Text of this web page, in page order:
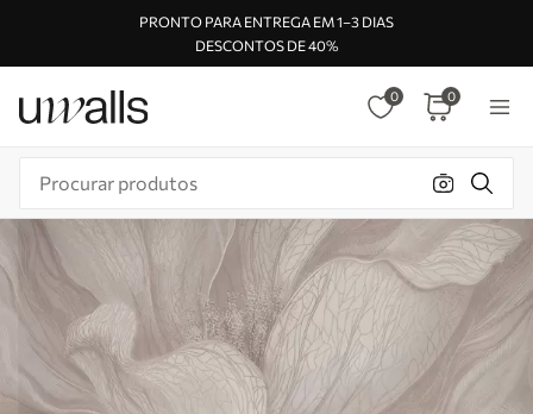
PRONTO PARA ENTREGA EM 1–3 DIAS
DESCONTOS DE 40%
0 0